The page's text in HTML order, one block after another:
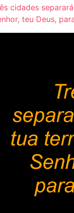
cidades
teu Deus,